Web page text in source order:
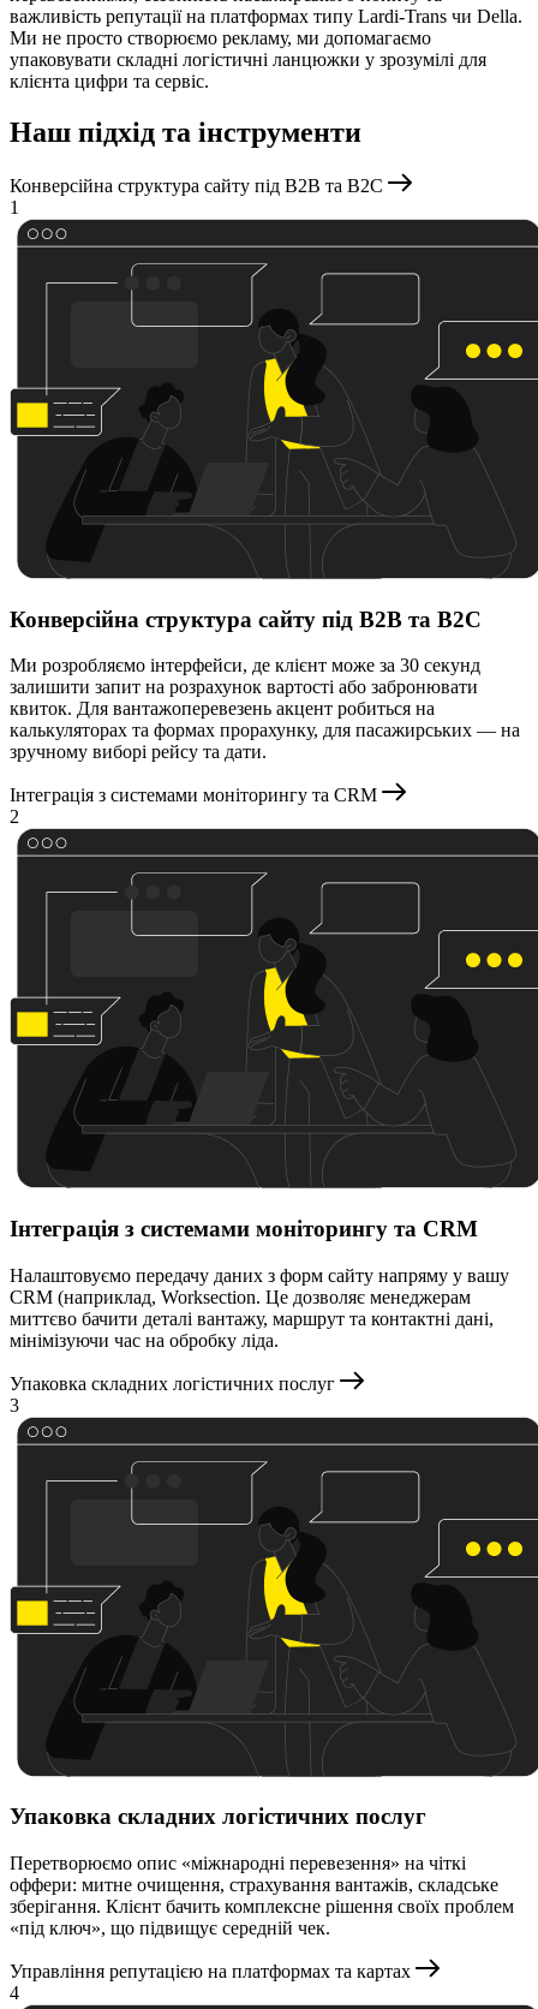
важливість репутації на платформах типу Lardi-Trans чи Della.
Ми не просто створюємо рекламу, ми допомагаємо
упаковувати складні логістичні ланцюжки у зрозумілі для
клієнта цифри та сервіс.
Наш підхід та інструменти
Конверсійна структура сайту під B2B та B2C
1
Конверсійна структура сайту під B2B та B2C
Ми розробляємо інтерфейси, де клієнт може за 30 секунд
залишити запит на розрахунок вартості або забронювати
квиток. Для вантажоперевезень акцент робиться на
калькуляторах та формах прорахунку, для пасажирських — на
зручному виборі рейсу та дати.
Інтеграція з системами моніторингу та CRM
2
Інтеграція з системами моніторингу та CRM
Налаштовуємо передачу даних з форм сайту напряму у вашу
CRM (наприклад, Worksection. Це дозволяє менеджерам
миттєво бачити деталі вантажу, маршрут та контактні дані,
мінімізуючи час на обробку ліда.
Упаковка складних логістичних послуг
3
Упаковка складних логістичних послуг
Перетворюємо опис «міжнародні перевезення» на чіткі
оффери: митне очищення, страхування вантажів, складське
зберігання. Клієнт бачить комплексне рішення своїх проблем
«під ключ», що підвищує середній чек.
Управління репутацією на платформах та картах
4